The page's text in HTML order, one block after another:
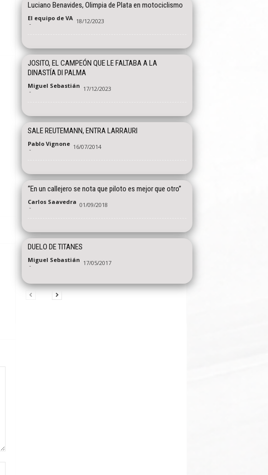
Luciano Benavides, Olimpia de Plata en motociclismo
El equipo de VA
- 18/12/2023
JOSITO, EL CAMPEÓN QUE LE FALTABA A LA
DINASTÍA DI PALMA
Miguel Sebastián
- 17/12/2023
SALE REUTEMANN, ENTRA LARRAURI
Pablo Vignone
- 16/07/2014
“En un callejero se nota que piloto es mejor que otro”
Carlos Saavedra
- 01/09/2018
DUELO DE TITANES
Miguel Sebastián
- 17/05/2017